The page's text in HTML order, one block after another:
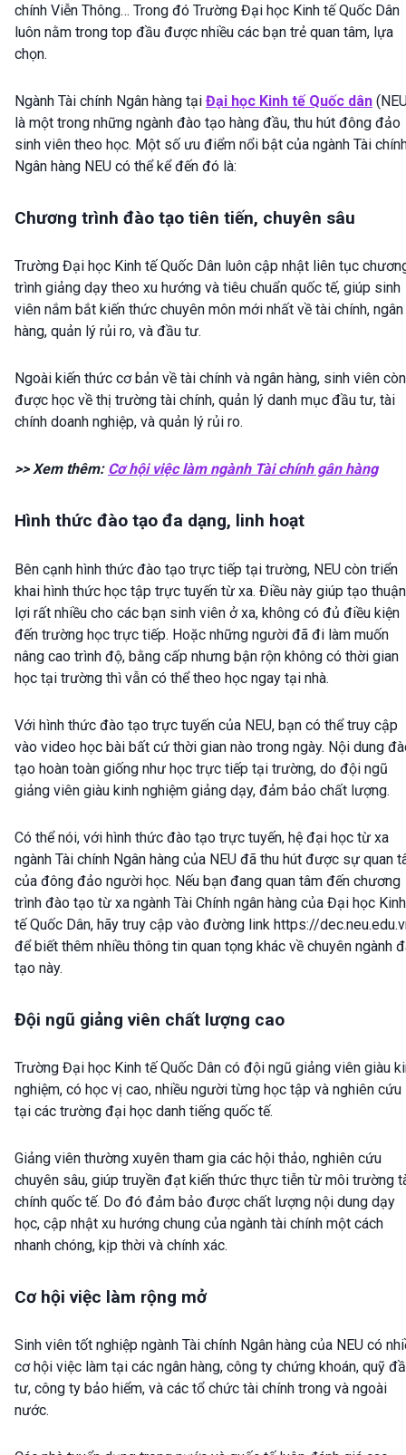
chính Viễn Thông… Trong đó Trường Đại học Kinh tế Quốc Dân
luôn nằm trong top đầu được nhiều các bạn trẻ quan tâm, lựa
chọn.
Ngành Tài chính Ngân hàng tại Đại học Kinh tế Quốc dân
là một trong những ngành đào tạo hàng đầu, thu hút đông đảo
sinh viên theo học. Một số ưu điểm nổi bật của ngành Tài
Ngân hàng NEU có thể kể đến đó là:
Chương trình đào tạo tiên tiến, chuyên sâu
Trường Đại học Kinh tế Quốc Dân luôn cập nhật liên tục
trình giảng dạy theo xu hướng và tiêu chuẩn quốc tế, giúp sinh
viên nắm bắt kiến thức chuyên môn mới nhất về tài chính, ngân
hàng, quản lý rủi ro, và đầu tư.
Ngoài kiến thức cơ bản về tài chính và ngân hàng, sinh viên còn
được học về thị trường tài chính, quản lý danh mục đầu tư, tài
chính doanh nghiệp, và quản lý rủi ro.
>> Xem thêm: Cơ hội việc làm ngành Tài chính gân hàng
Hình thức đào tạo đa dạng, linh hoạt
Bên cạnh hình thức đào tạo trực tiếp tại trường, NEU còn triển
khai hình thức học tập trực tuyến từ xa. Điều này giúp tạo thuận
lợi rất nhiều cho các bạn sinh viên ở xa, không có đủ điều kiện
đến trường học trực tiếp. Hoặc những người đã đi làm muốn
nâng cao trình độ, bằng cấp nhưng bận rộn không có thời gian
học tại trường thì vẫn có thể theo học ngay tại nhà.
Với hình thức đào tạo trực tuyến của NEU, bạn có thể truy cập
vào video học bài bất cứ thời gian nào trong ngày. Nội dung
tạo hoàn toàn giống như học trực tiếp tại trường, do đội ngũ
giảng viên giàu kinh nghiệm giảng dạy, đảm bảo chất lượng.
Có thể nói, với hình thức đào tạo trực tuyến, hệ đại học từ xa
ngành Tài chính Ngân hàng của NEU đã thu hút được sự quan
của đông đảo người học. Nếu bạn đang quan tâm đến chương
trình đào tạo từ xa ngành Tài Chính ngân hàng của Đại học Kinh
tế Quốc Dân, hãy truy cập vào đường link https://
để biết thêm nhiều thông tin quan tọng khác về chuyên ngành
tạo này.
Đội ngũ giảng viên chất lượng cao
Trường Đại học Kinh tế Quốc Dân có đội ngũ giảng viên giàu
nghiệm, có học vị cao, nhiều người từng học tập và nghiên cứu
tại các trường đại học danh tiếng quốc tế.
Giảng viên thường xuyên tham gia các hội thảo, nghiên cứu
chuyên sâu, giúp truyền đạt kiến thức thực tiễn từ môi trường
chính quốc tế. Do đó đảm bảo được chất lượng nội dung dạy
học, cập nhật xu hướng chung của ngành tài chính một cách
nhanh chóng, kịp thời và chính xác.
Cơ hội việc làm rộng mở
Sinh viên tốt nghiệp ngành Tài chính Ngân hàng của NEU có
cơ hội việc làm tại các ngân hàng, công ty chứng khoán, quỹ
tư, công ty bảo hiểm, và các tổ chức tài chính trong và ngoài
nước.